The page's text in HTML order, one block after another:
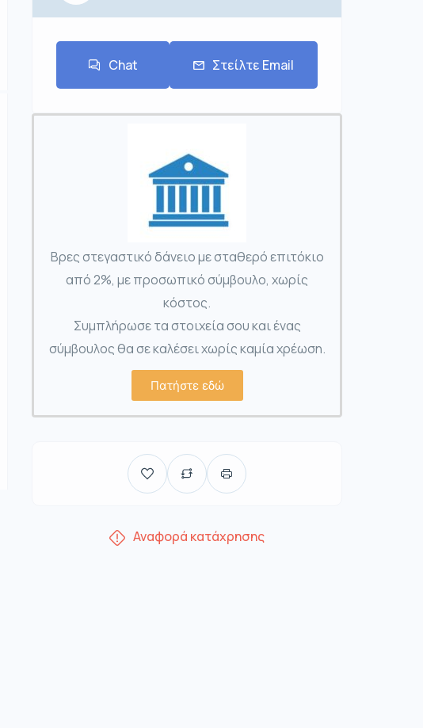
Chat Στείλτε Email
Βρες στεγαστικό δάνειο με σταθερό επιτόκιο
από 2%, με προσωπικό σύμβουλο, χωρίς
κόστος.
Συμπλήρωσε τα στοιχεία σου και ένας
σύμβουλος θα σε καλέσει χωρίς καμία χρέωση.
Πατήστε εδώ
Αναφορά κατάχρησης